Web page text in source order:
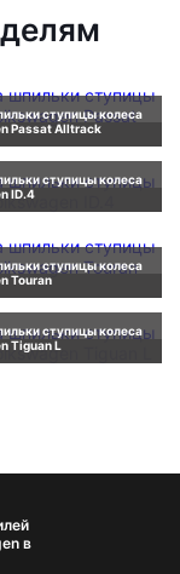
ступицы колеса
Passat Alltrack
ступицы колеса
ID.4
ступицы колеса
Touran
ступицы колеса
Tiguan L
в